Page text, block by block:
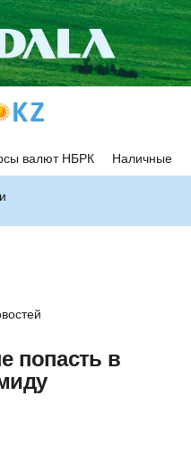
валют НБРК Наличные
попасть в